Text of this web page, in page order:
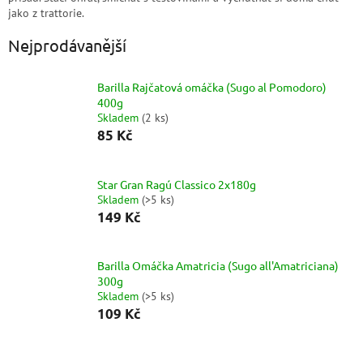
jako z trattorie.
Nejprodávanější
Barilla Rajčatová omáčka (Sugo al Pomodoro)
400g
Skladem (2 ks)
85 Kč
Star Gran Ragú Classico 2x180g
Skladem (>5 ks)
149 Kč
Barilla Omáčka Amatricia (Sugo all'Amatriciana)
300g
Skladem (>5 ks)
109 Kč